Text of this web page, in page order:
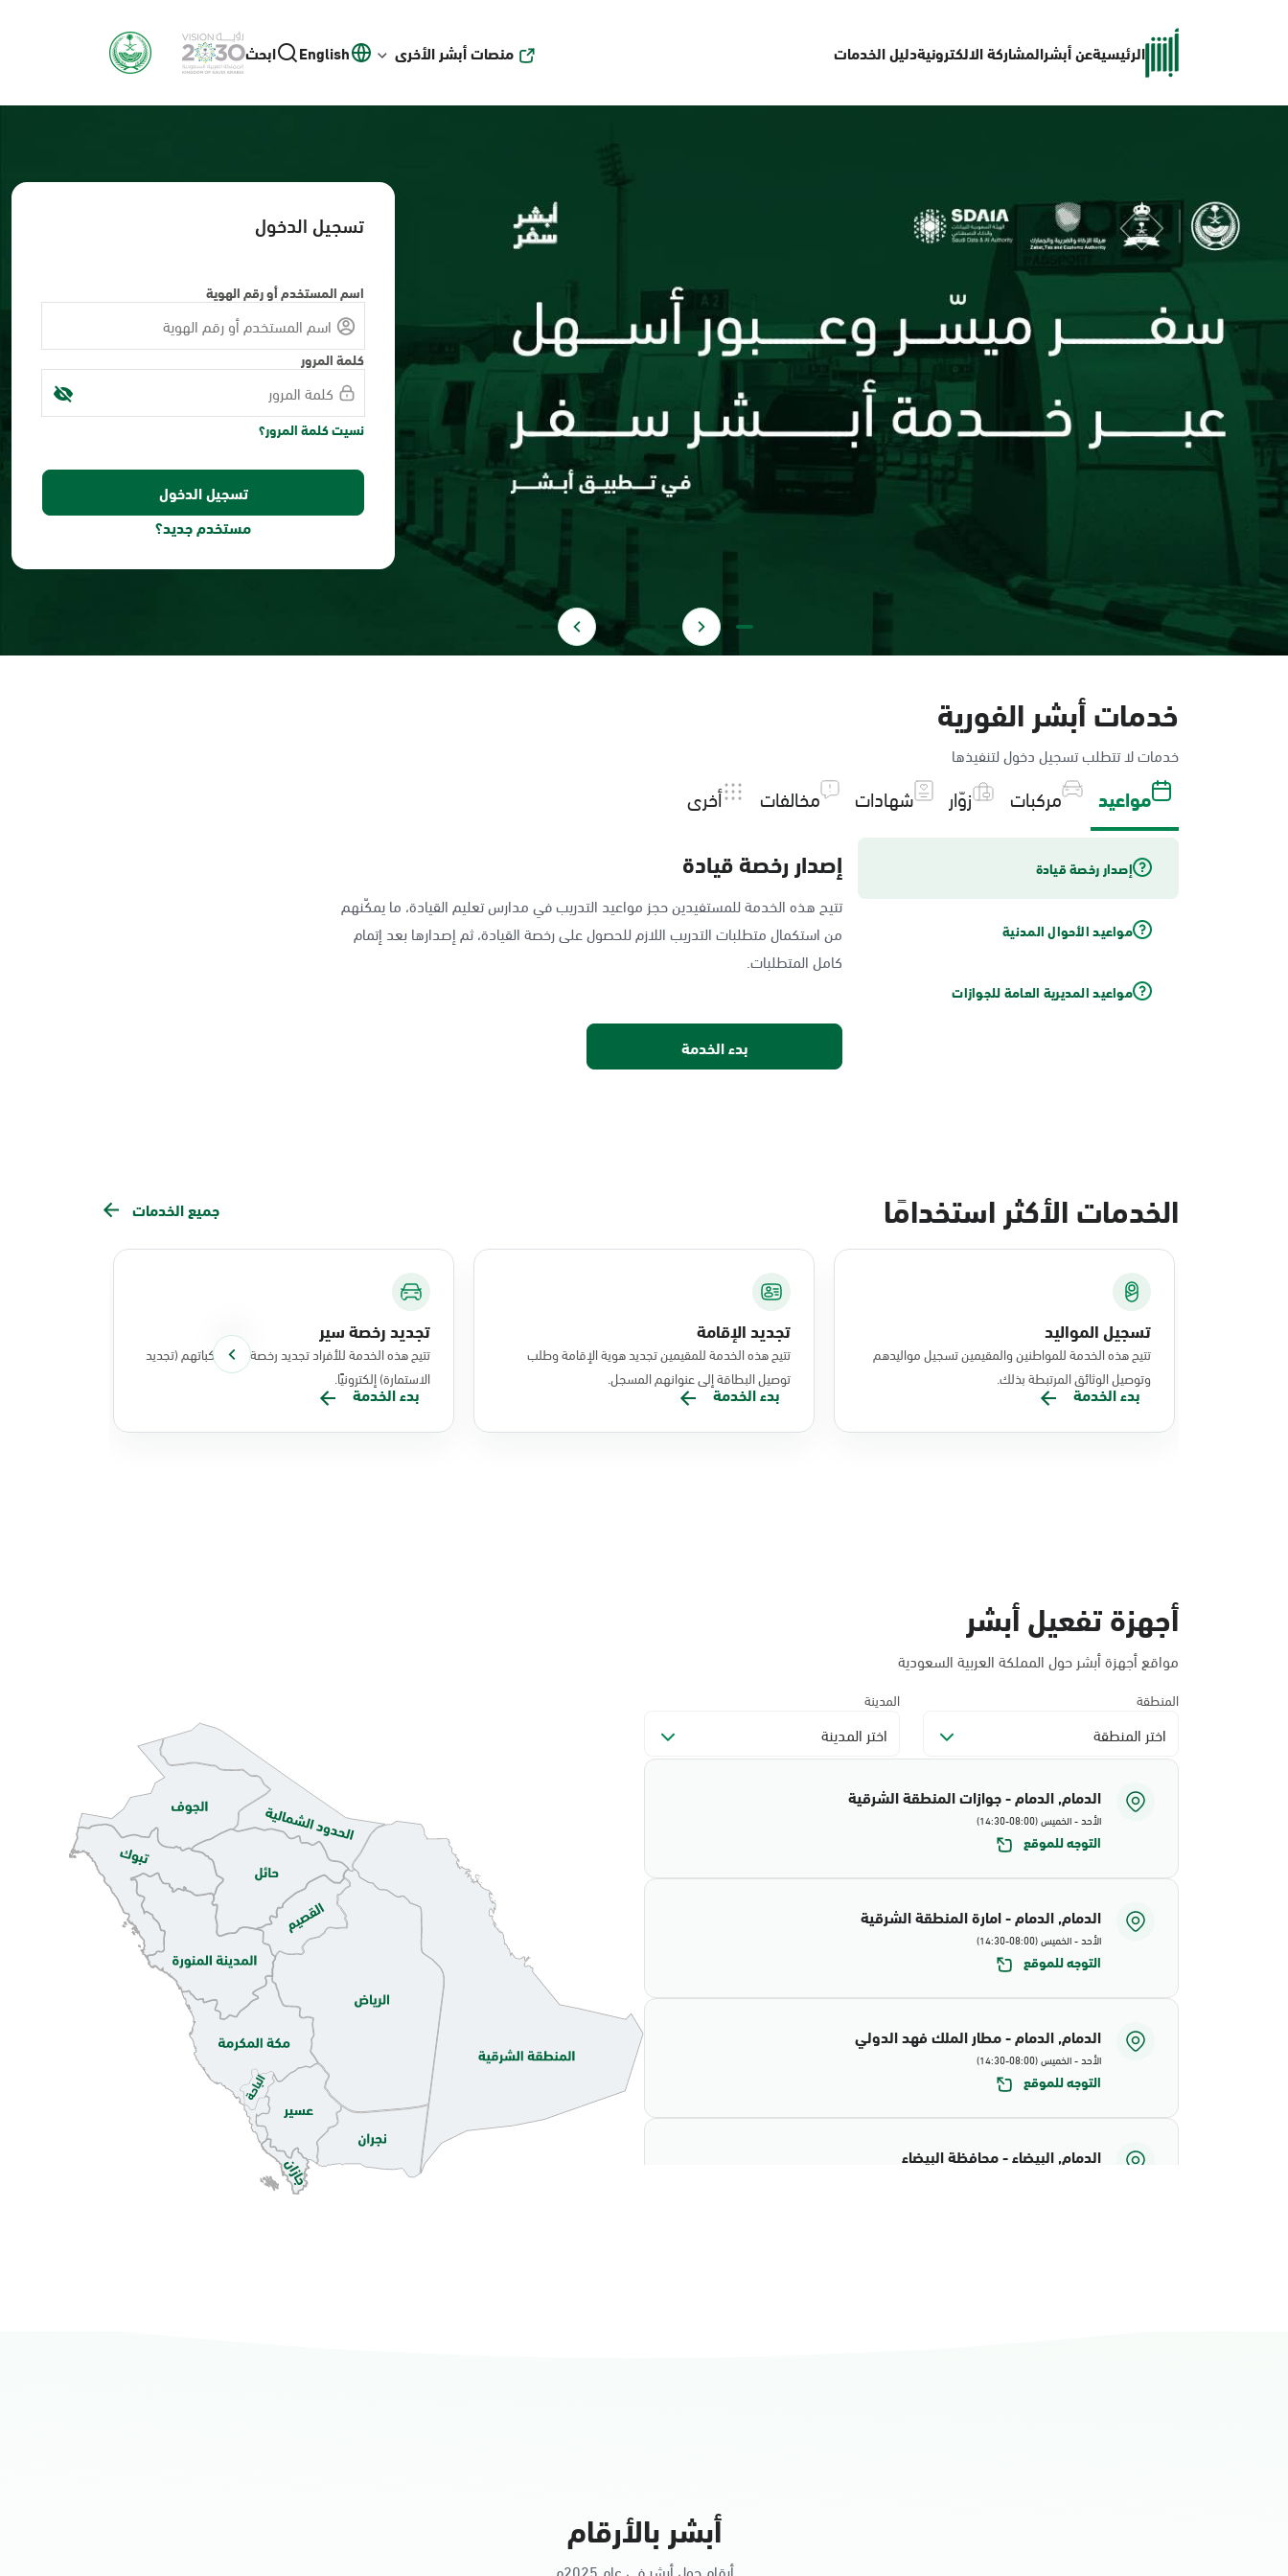
الرئيسيةعن أبشرالمشاركة الالكترونيةدليل الخدمات منصات أبشر الأخرى English ابحث
تسجيل الدخول
اسم المستخدم أو رقم الهوية
كلمة المرور
نسيت كلمة المرور؟
مستخدم جديد؟
خدمات أبشر الفورية
خدمات لا تتطلب تسجيل دخول لتنفيذها
مواعيد مركبات زوّار شهادات مخالفات أخرى
إصدار رخصة قيادة
مواعيد الأحوال المدنية
مواعيد المديرية العامة للجوازات
إصدار رخصة قيادة
تتيح هذه الخدمة للمستفيدين حجز مواعيد التدريب في مدارس تعليم القيادة، ما يمكّنهم
من استكمال متطلبات التدريب اللازم للحصول على رخصة القيادة، ثم إصدارها بعد إتمام
كامل المتطلبات.
بدء الخدمة
الخدمات الأكثر استخدامًا جميع الخدمات
تسجيل المواليد
تتيح هذه الخدمة للمواطنين والمقيمين تسجيل مواليدهم
وتوصيل الوثائق المرتبطة بذلك.
بدء الخدمة
تجديد الإقامة
تتيح هذه الخدمة للمقيمين تجديد هوية الإقامة وطلب
توصيل البطاقة إلى عنوانهم المسجل.
بدء الخدمة
تجديد رخصة سير
تتيح هذه الخدمة للأفراد تجديد رخصة سير مركباتهم (تجديد
الاستمارة) إلكترونيًا.
بدء الخدمة
أجهزة تفعيل أبشر
مواقع أجهزة أبشر حول المملكة العربية السعودية
المنطقة
اختر المنطقة
المدينة
اختر المدينة
الدمام, الدمام - جوازات المنطقة الشرقية
الأحد - الخميس (08:00-14:30)
التوجه للموقع
الدمام, الدمام - امارة المنطقة الشرقية
الأحد - الخميس (08:00-14:30)
التوجه للموقع
الدمام, الدمام - مطار الملك فهد الدولي
الأحد - الخميس (08:00-14:30)
التوجه للموقع
الدمام, البيضاء - محافظة البيضاء
أبشر بالأرقام